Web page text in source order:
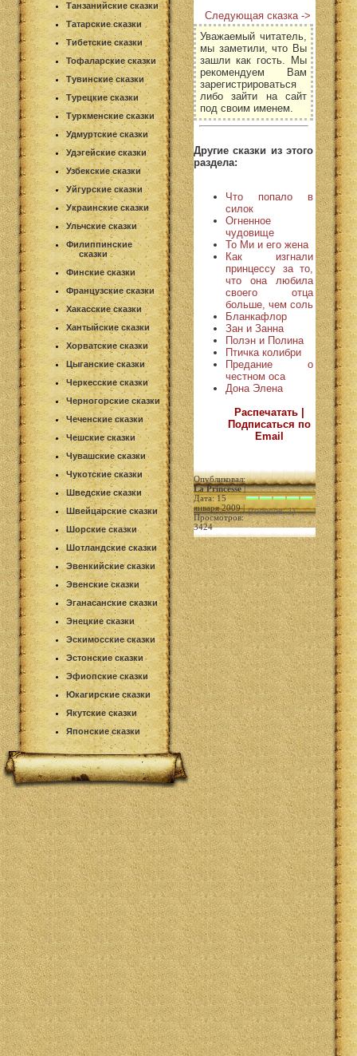
Танзанийские сказки
Татарские сказки
Тибетские сказки
Тофаларские сказки
Тувинские сказки
Турецкие сказки
Туркменские сказки
Удмуртские сказки
Удэгейские сказки
Узбекские сказки
Уйгурские сказки
Украинские сказки
Ульчские сказки
Филиппинские
сказки
Финские сказки
Французские сказки
Хакасские сказки
Хантыйские сказки
Хорватские сказки
Цыганские сказки
Черкесские сказки
Черногорские сказки
Чеченские сказки
Чешские сказки
Чувашские сказки
Чукотские сказки
Шведские сказки
Швейцарские сказки
Шорские сказки
Шотландские сказки
Эвенкийские сказки
Эвенские сказки
Эганасанские сказки
Энецкие сказки
Эскимосские сказки
Эстонские сказки
Эфиопские сказки
Юкагирские сказки
Якутские сказки
Японские сказки
Следующая сказка ->
Уважаемый читатель,
мы заметили, что Вы
зашли как гость. Мы
рекомендуем Вам
зарегистрироваться
либо зайти на сайт
под своим именем.
Другие сказки из этого
раздела:
Что попало в
силок
Огненное
чудовище
То Ми и его жена
Как изгнали
принцессу за то,
что она любила
своего отца
больше, чем соль
Бланкафлор
Зан и Занна
Полэн и Полина
Птичка колибри
Предание о
честном оса
Дона Элена
Распечатать |
Подписаться по
Email
Опубликовал:
La Princesse|
Дата: 15
января 2009 |
Просмотров:
3424
(голосов: 1)